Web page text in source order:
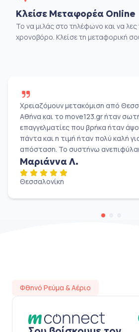
Κλείσε Μεταφορέα Online
Το να μιλάς στο τηλέφωνο και να λες
χρονοβόρο. Κλείσε τη μεταφορική
Χρειαζόμουν μετακόμιση από
Αθήνα και το move123.gr ήταν
επαγγελματίες που βρήκα ήταν
πάντα και η τιμή ήταν πολύ καλή
απόσταση. Το συστήνω
Μαριάννα Λ.
Θεσσαλονίκη
Φθηνό Ρεύμα & Αέριο